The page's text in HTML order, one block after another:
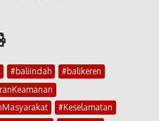
#baliindah
#balikeren
#Keselamatan